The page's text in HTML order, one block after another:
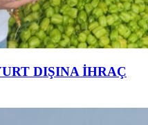
DIŞINA İHRAÇ